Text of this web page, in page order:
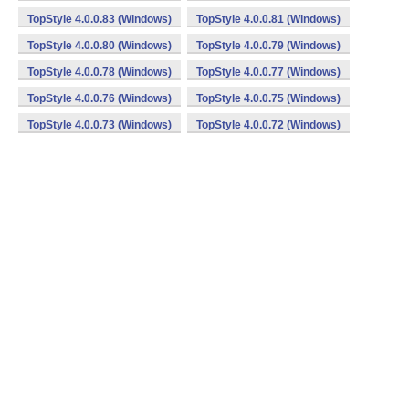
TopStyle 4.0.0.83 (Windows) TopStyle 4.0.0.81 (Windows)
TopStyle 4.0.0.80 (Windows) TopStyle 4.0.0.79 (Windows)
TopStyle 4.0.0.78 (Windows) TopStyle 4.0.0.77 (Windows)
TopStyle 4.0.0.76 (Windows) TopStyle 4.0.0.75 (Windows)
TopStyle 4.0.0.73 (Windows) TopStyle 4.0.0.72 (Windows)